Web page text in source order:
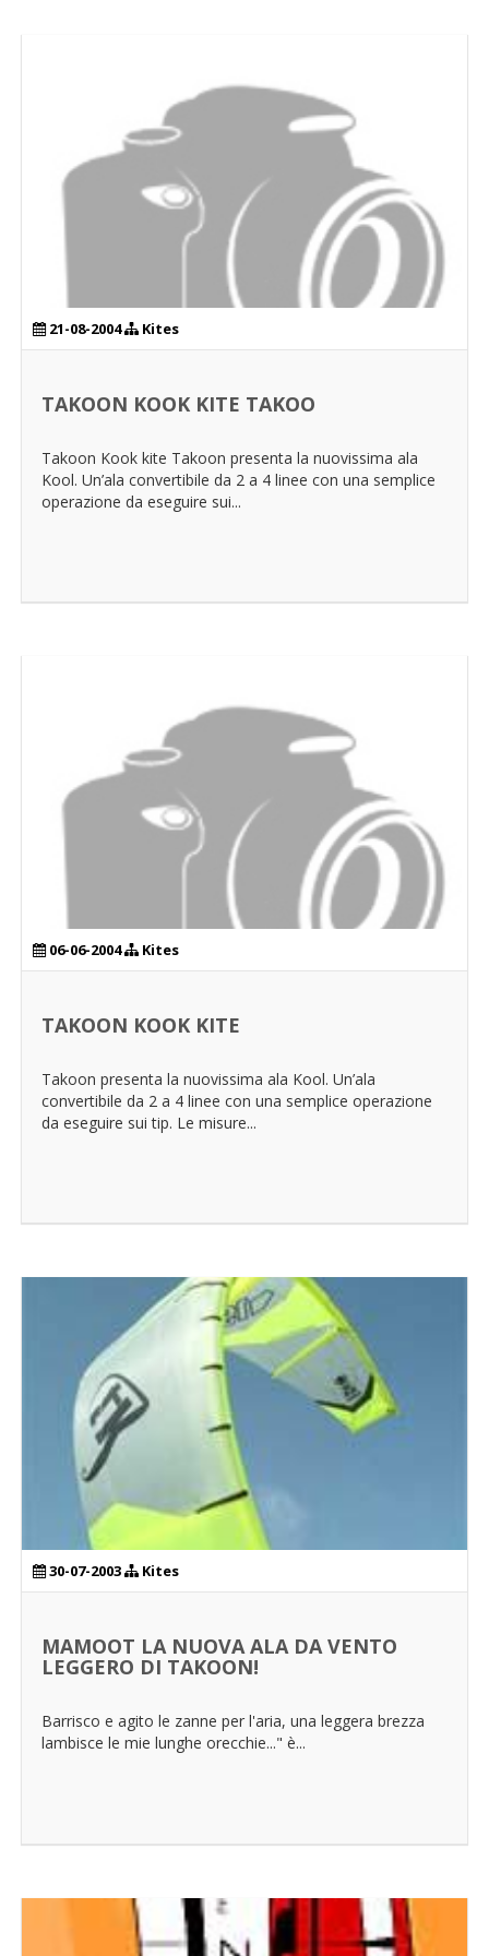
21-08-2004 Kites
TAKOON KOOK KITE TAKOO
Takoon Kook kite Takoon presenta la nuovissima ala
Kool. Un’ala convertibile da 2 a 4 linee con una semplice
operazione da eseguire sui...
06-06-2004 Kites
TAKOON KOOK KITE
Takoon presenta la nuovissima ala Kool. Un’ala
convertibile da 2 a 4 linee con una semplice operazione
da eseguire sui tip. Le misure...
30-07-2003 Kites
MAMOOT LA NUOVA ALA DA VENTO
LEGGERO DI TAKOON!
Barrisco e agito le zanne per l'aria, una leggera brezza
lambisce le mie lunghe orecchie..." è...